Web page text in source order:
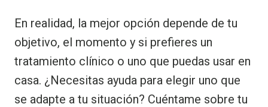
En realidad, la mejor opción depende de tu
objetivo, el momento y si prefieres un
tratamiento clínico o uno que puedas usar en
casa. ¿Necesitas ayuda para elegir uno que
se adapte a tu situación? Cuéntame sobre tu